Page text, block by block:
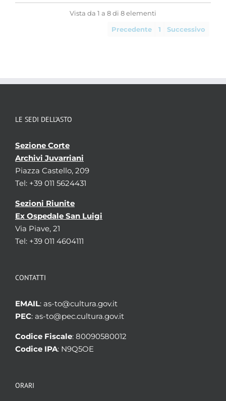
Vista da 1 a 8 di 8 elementi
Precedente 1 Successivo
LE SEDI DELL’ASTO
Sezione Corte
Archivi Juvarriani
Piazza Castello, 209
Tel: +39 011 5624431
Sezioni Riunite
Ex Ospedale San Luigi
Via Piave, 21
Tel: +39 011 4604111
CONTATTI
EMAIL: as-to@cultura.gov.it
PEC: as-to@pec.cultura.gov.it
Codice Fiscale: 80090580012
Codice IPA: N9Q5OE
ORARI